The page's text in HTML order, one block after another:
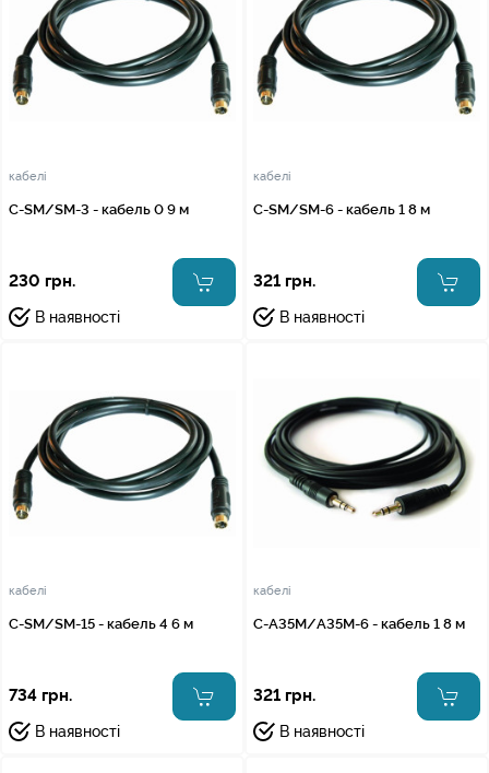
кабелі
C-SM/SM-3 - кабель 0 9 м
230 грн.
В наявності
кабелі
C-SM/SM-6 - кабель 1 8 м
321 грн.
В наявності
кабелі
C-SM/SM-15 - кабель 4 6 м
734 грн.
В наявності
кабелі
C-A35M/A35M-6 - кабель 1 8 м
321 грн.
В наявності